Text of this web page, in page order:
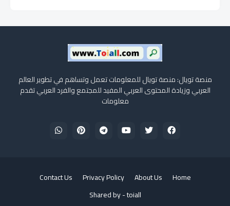
منصة تويال: منصة تويال للمعلومات تعمل وتساهم في تطوير العالم
العربي وزيادة المحتوى العربي المفيد للمجتمع والفرد العربي تقدم
معلومات
Shared by -toiall
Home
About Us
Privacy Policy
Contact Us